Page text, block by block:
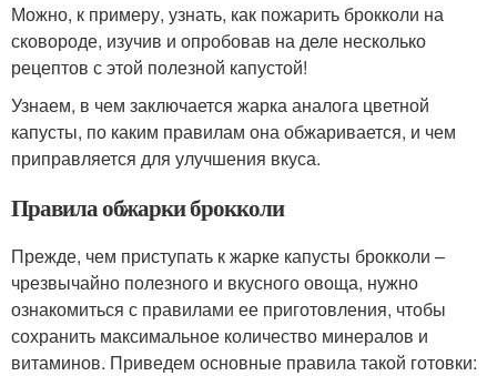
Можно, к примеру, узнать, как пожарить брокколи на
сковороде, изучив и опробовав на деле несколько
рецептов с этой полезной капустой!
Узнаем, в чем заключается жарка аналога цветной
капусты, по каким правилам она обжаривается, и чем
приправляется для улучшения вкуса.
Правила обжарки брокколи
Прежде, чем приступать к жарке капусты брокколи –
чрезвычайно полезного и вкусного овоща, нужно
ознакомиться с правилами ее приготовления, чтобы
сохранить максимальное количество минералов и
витаминов. Приведем основные правила такой готовки: